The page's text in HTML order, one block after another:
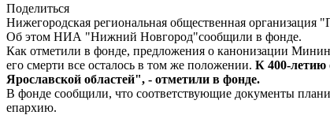
Поделиться
Нижегородская региональная общественная
Об этом НИА "Нижний Новгород"сообщили в фонде.
Как отметили в фонде, предложения о канонизации
его смерти все осталось в том же положении. К 400-летию
Ярославской областей", - отметили в фонде.
В фонде сообщили, что соответствующие документы
епархию.